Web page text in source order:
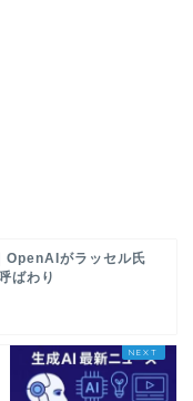
OpenAIがラッセル氏
ばわり